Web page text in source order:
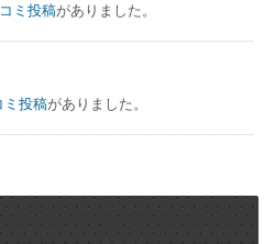
ミ投稿がありました。
ミ投稿がありました。